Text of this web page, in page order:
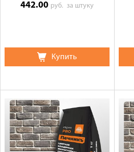
442.00 руб.за штуку
Купить